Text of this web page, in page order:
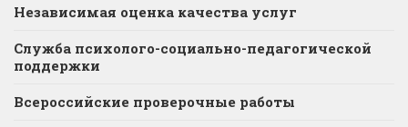
Независимая оценка качества услуг
Служба психолого-социально-педагогической
поддержки
Всероссийские проверочные работы